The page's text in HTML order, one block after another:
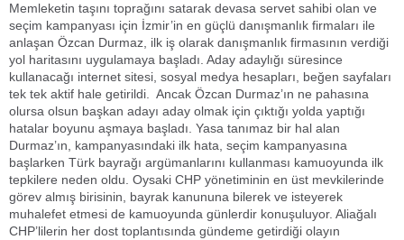
Memleketin taşını toprağını satarak devasa servet sahibi olan ve
seçim kampanyası için İzmir’in en güçlü danışmanlık firmaları ile
anlaşan Özcan Durmaz, ilk iş olarak danışmanlık firmasının verdiği
yol haritasını uygulamaya başladı. Aday adaylığı süresince
kullanacağı internet sitesi, sosyal medya hesapları, beğen sayfaları
tek tek aktif hale getirildi. Ancak Özcan Durmaz’ın ne pahasına
olursa olsun başkan adayı aday olmak için çıktığı yolda yaptığı
hatalar boyunu aşmaya başladı. Yasa tanımaz bir hal alan
Durmaz’ın, kampanyasındaki ilk hata, seçim kampanyasına
başlarken Türk bayrağı argümanlarını kullanması kamuoyunda ilk
tepkilere neden oldu. Oysaki CHP yönetiminin en üst mevkilerinde
görev almış birisinin, bayrak kanununa bilerek ve isteyerek
muhalefet etmesi de kamuoyunda günlerdir konuşuluyor. Aliağalı
CHP’lilerin her dost toplantısında gündeme getirdiği olayın